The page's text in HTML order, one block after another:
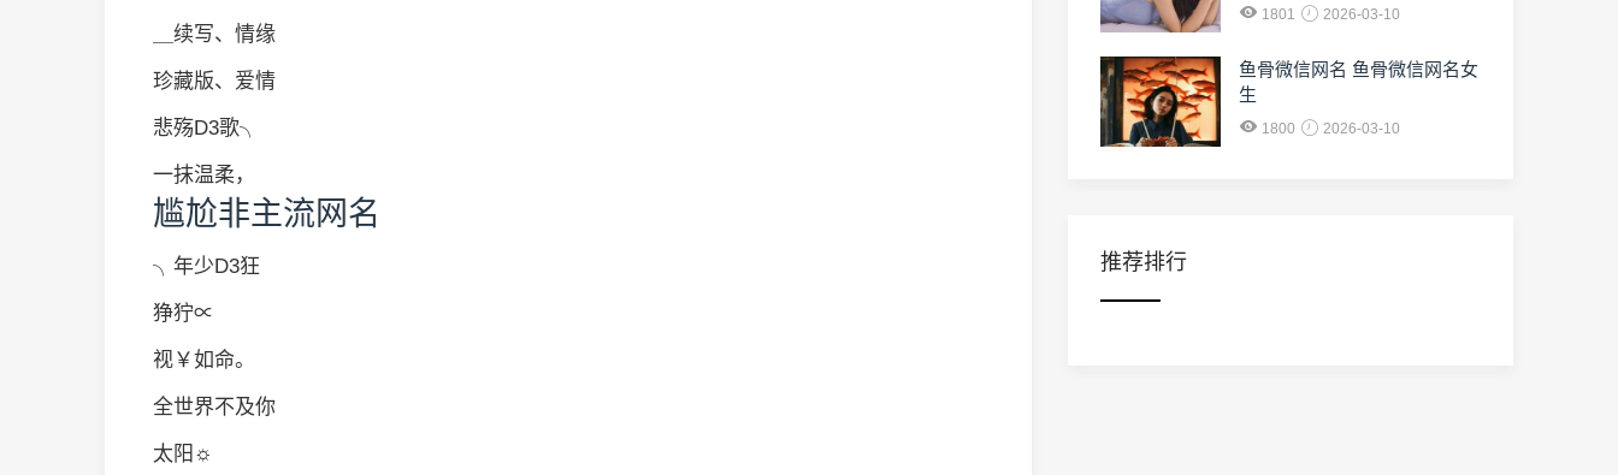
＿续写、情缘
珍藏版、爱情
悲殇D3歌╮
一抹温柔，
尴尬非主流网名
╮年少D3狂
狰狞∝
视￥如命。
全世界不及你
太阳☼
1801 2026-03-10
鱼骨微信网名 鱼骨微信网名女
生
1800 2026-03-10
推荐排行